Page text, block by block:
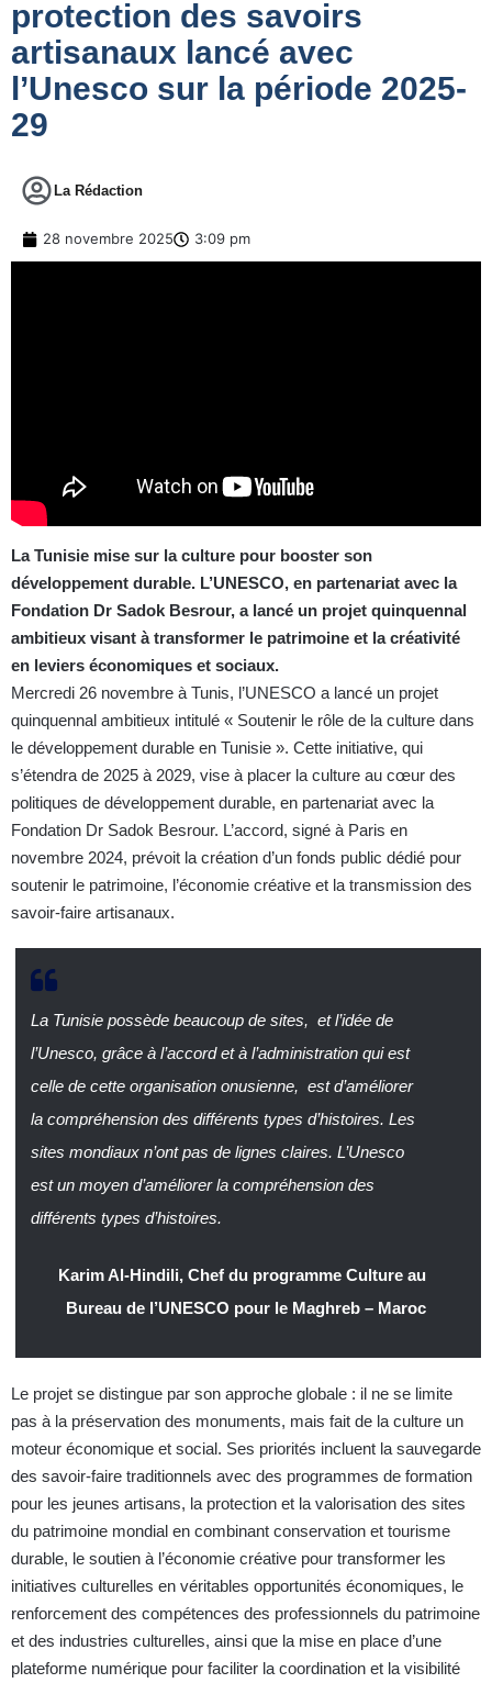
protection des savoirs
artisanaux lancé avec
l’Unesco sur la période 2025-
29
La Rédaction
28 novembre 2025 3:09 pm
La Tunisie mise sur la culture pour booster son
développement durable. L’UNESCO, en partenariat avec la
Fondation Dr Sadok Besrour, a lancé un projet quinquennal
ambitieux visant à transformer le patrimoine et la créativité
en leviers économiques et sociaux.
Mercredi 26 novembre à Tunis, l’UNESCO a lancé un projet
quinquennal ambitieux intitulé « Soutenir le rôle de la culture dans
le développement durable en Tunisie ». Cette initiative, qui
s’étendra de 2025 à 2029, vise à placer la culture au cœur des
politiques de développement durable, en partenariat avec la
Fondation Dr Sadok Besrour. L’accord, signé à Paris en
novembre 2024, prévoit la création d’un fonds public dédié pour
soutenir le patrimoine, l’économie créative et la transmission des
savoir-faire artisanaux.
La Tunisie possède beaucoup de sites, et l’idée de
l’Unesco, grâce à l’accord et à l’administration qui est
celle de cette organisation onusienne, est d’améliorer
la compréhension des différents types d’histoires. Les
sites mondiaux n’ont pas de lignes claires. L’Unesco
est un moyen d’améliorer la compréhension des
différents types d’histoires.
Karim Al-Hindili, Chef du programme Culture au
Bureau de l’UNESCO pour le Maghreb – Maroc
Le projet se distingue par son approche globale : il ne se limite
pas à la préservation des monuments, mais fait de la culture un
moteur économique et social. Ses priorités incluent la sauvegarde
des savoir-faire traditionnels avec des programmes de formation
pour les jeunes artisans, la protection et la valorisation des sites
du patrimoine mondial en combinant conservation et tourisme
durable, le soutien à l’économie créative pour transformer les
initiatives culturelles en véritables opportunités économiques, le
renforcement des compétences des professionnels du patrimoine
et des industries culturelles, ainsi que la mise en place d’une
plateforme numérique pour faciliter la coordination et la visibilité